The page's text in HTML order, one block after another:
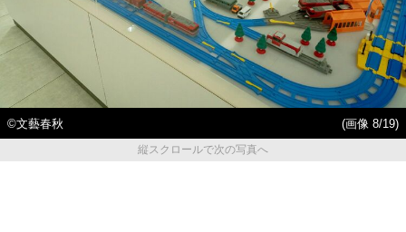
©文藝春秋
(画像 8/19)
縦スクロールで次の写真へ